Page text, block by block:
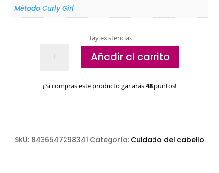
Método Curly Girl
Hay existencias
Enzimático
Initial
Añadir al carrito
¡ Si compras este producto ganarás48 puntos!
SKU: 8436547298341 Categoría: Cuidado del cabello